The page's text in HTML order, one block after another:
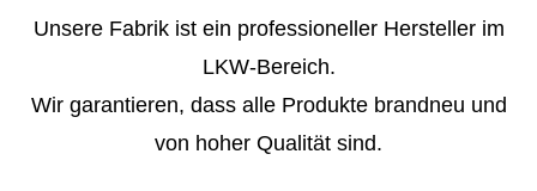
Unsere Fabrik ist ein professioneller Hersteller im
LKW-Bereich.
Wir garantieren, dass alle Produkte brandneu und
von hoher Qualität sind.